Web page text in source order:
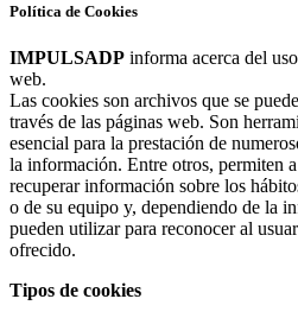
Política de Cookies
IMPULSADP informa acerca del
web.
Las cookies son archivos que se
través de las páginas web. Son
esencial para la prestación de
la información. Entre otros, permiten
recuperar información sobre los
o de su equipo y, dependiendo de la
pueden utilizar para reconocer al
ofrecido.
Tipos de cookies